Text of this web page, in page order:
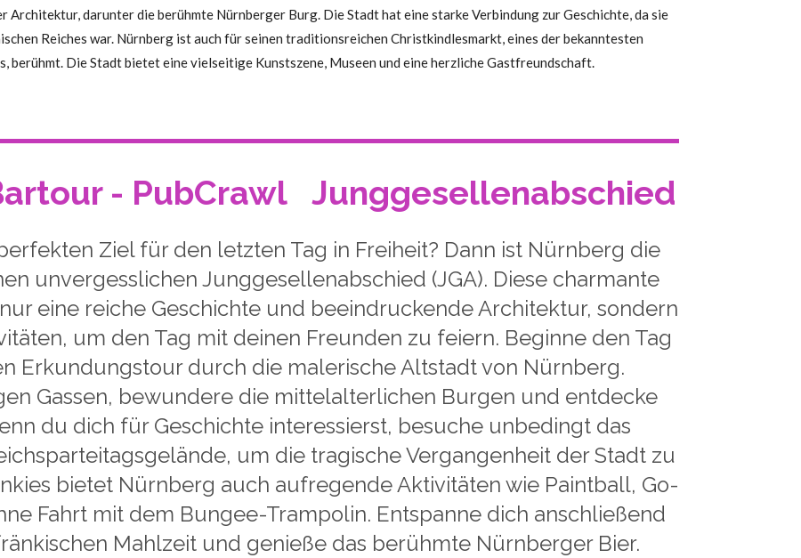
darunter die berühmte Nürnberger Burg. Die Stadt hat eine starke Verbindung zur Geschichte, da sie
Reiches war. Nürnberg ist auch für seinen traditionsreichen Christkindlesmarkt, eines der bekanntesten
berühmt. Die Stadt bietet eine vielseitige Kunstszene, Museen und eine herzliche Gastfreundschaft.
- PubCrawl Junggesellenabschied
Ziel für den letzten Tag in Freiheit? Dann ist Nürnberg die
unvergesslichen Junggesellenabschied (JGA). Diese charmante
eine reiche Geschichte und beeindruckende Architektur, sondern
um den Tag mit deinen Freunden zu feiern. Beginne den Tag
Erkundungstour durch die malerische Altstadt von Nürnberg.
Gassen, bewundere die mittelalterlichen Burgen und entdecke
du dich für Geschichte interessierst, besuche unbedingt das
um die tragische Vergangenheit der Stadt zu
bietet Nürnberg auch aufregende Aktivitäten wie Paintball, Go-
Fahrt mit dem Bungee-Trampolin. Entspanne dich anschließend
Mahlzeit und genieße das berühmte Nürnberger Bier.